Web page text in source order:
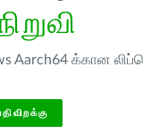
Aarch64 க்கான